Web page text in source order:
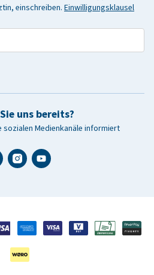
einschreiben. Einwilligungsklausel
uns bereits?
sozialen Medienkanäle informiert